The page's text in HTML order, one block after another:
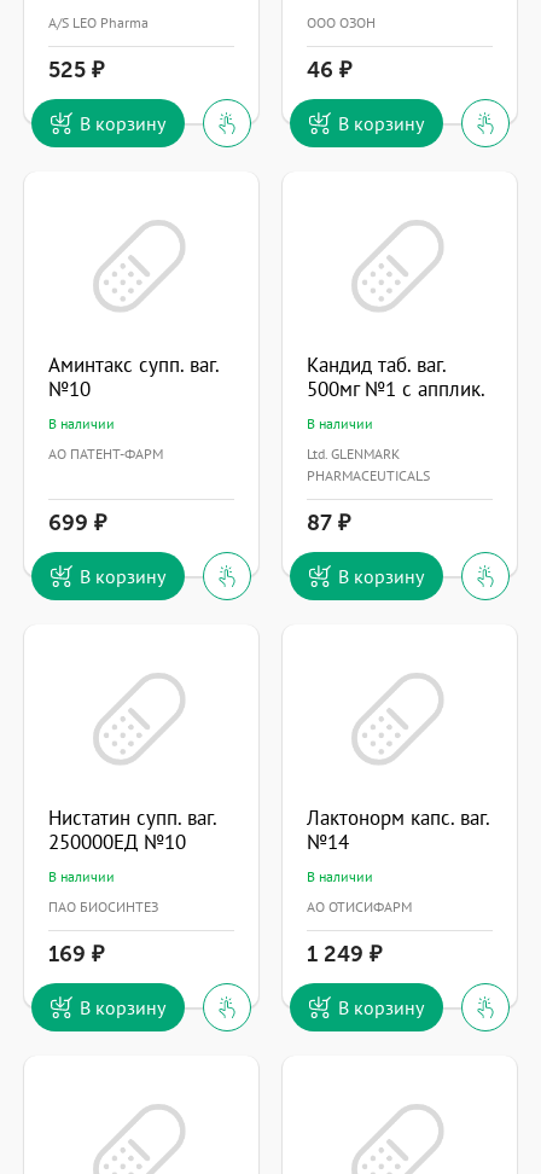
A/S LEO Pharma
525
В корзину
ООО ОЗОН
46
В корзину
Аминтакс супп. ваг.
№10
В наличии
АО ПАТЕНТ-ФАРМ
699
В корзину
Кандид таб. ваг.
500мг №1 с апплик.
В наличии
Ltd. GLENMARK
PHARMACEUTICALS
87
В корзину
Нистатин супп. ваг.
250000ЕД №10
В наличии
ПАО БИОСИНТЕЗ
169
В корзину
Лактонорм капс. ваг.
№14
В наличии
АО ОТИСИФАРМ
1 249
В корзину